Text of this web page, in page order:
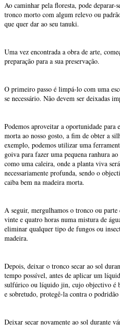
Ao caminhar pela floresta, pode deparar-
tronco morto com algum relevo ou
que quer dar ao seu tanuki.
Uma vez encontrada a obra de arte,
preparação para a sua preservação.
O primeiro passo é limpá-lo com uma
se necessário. Não devem ser deixadas
Podemos aproveitar a oportunidade para
morta ao nosso gosto, a fim de obter a
exemplo, podemos utilizar uma
goiva para fazer uma pequena ranhura
como uma caleira, onde a planta viva
necessariamente profunda, sendo o
caiba bem na madeira morta.
A seguir, mergulhamos o tronco ou
vinte e quatro horas numa mistura de
eliminar qualquer tipo de fungos ou
madeira.
Depois, deixar o tronco secar ao sol
tempo possível, antes de aplicar um
sulfúrico ou líquido jin, cujo objectivo é
e sobretudo, protegê-la contra o podridão
Deixar secar novamente ao sol durante